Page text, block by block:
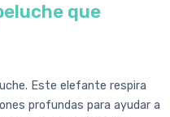
que
Este elefante respira
profundas para ayudar a